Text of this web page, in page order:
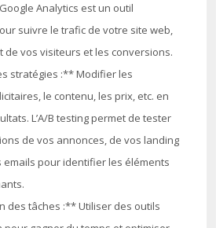
Analytics est un outil
suivre le trafic de votre site web,
de vos visiteurs et les conversions.
stratégies :** Modifier les
le contenu, les prix, etc. en
L’A/B testing permet de tester
de vos annonces, de vos landing
emails pour identifier les éléments
des tâches :** Utiliser des outils